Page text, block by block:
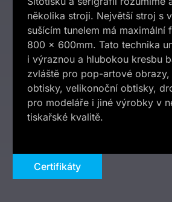
několika stroji. Největší stroj s
sušícím tunelem má maximální
800 x 600mm. Tato technika
i výraznou a hlubokou kresbu
zvláště pro pop-artové
obtisky, velikonoční obtisky,
pro modeláře i jiné výrobky v
tiskařské kvalitě.
Certifikáty